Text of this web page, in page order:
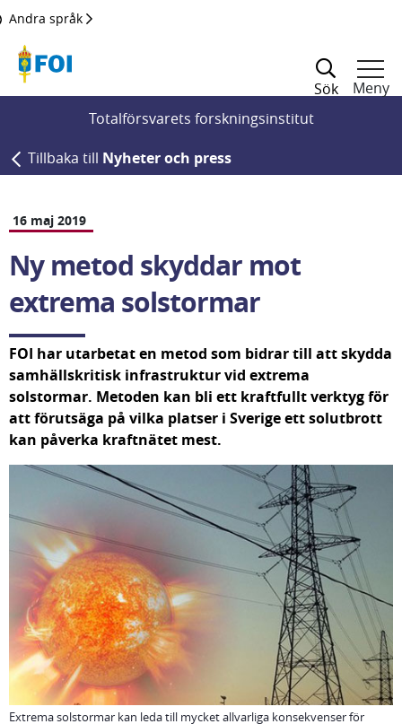
Till innehållet
Andra språk
Sök
Meny
Totalförsvarets forskningsinstitut
Tillbaka till Nyheter och press
16 maj 2019
Ny metod skyddar mot
extrema solstormar
FOI har utarbetat en metod som bidrar till att skydda
samhällskritisk infrastruktur vid extrema
solstormar. Metoden kan bli ett kraftfullt verktyg för
att förutsäga på vilka platser i Sverige ett solutbrott
kan påverka kraftnätet mest.
Extrema solstormar kan leda till mycket allvarliga konsekvenser för